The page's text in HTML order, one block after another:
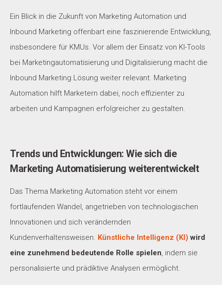
Ein Blick in die Zukunft von Marketing Automation und
Inbound Marketing offenbart eine faszinierende Entwicklung,
insbesondere für KMUs. Vor allem der Einsatz von KI-Tools
bei Marketingautomatisierung und Digitalisierung macht die
Inbound Marketing Lösung weiter relevant. Marketing
Automation hilft Marketern dabei, noch effizienter zu
arbeiten und Kampagnen erfolgreicher zu gestalten.
Trends und Entwicklungen: Wie sich die
Marketing Automatisierung weiterentwickelt
Das Thema Marketing Automation steht vor einem
fortlaufenden Wandel, angetrieben von technologischen
Innovationen und sich verändernden
Kundenverhaltensweisen. Künstliche Intelligenz (KI) wird
eine zunehmend bedeutende Rolle spielen, indem sie
personalisierte und prädiktive Analysen ermöglicht.